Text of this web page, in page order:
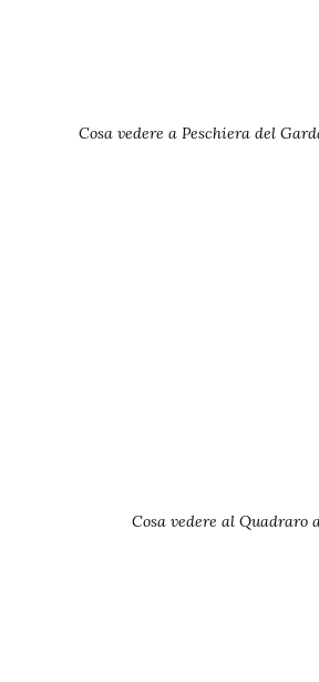
Cosa vedere a Peschiera del
Cosa vedere al Quadraro